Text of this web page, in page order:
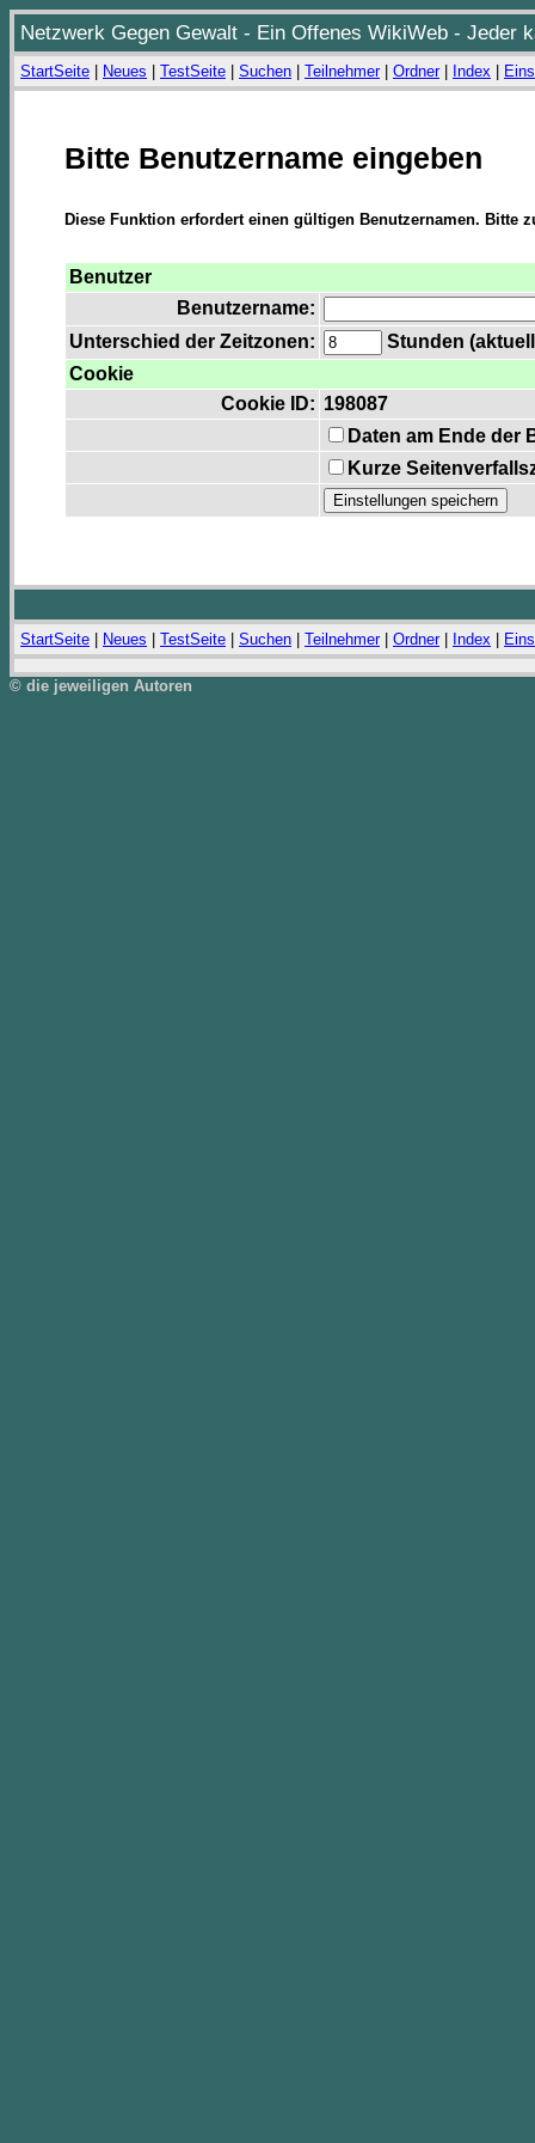
Netzwerk Gegen Gewalt - Ein Offenes WikiWeb - Jeder
StartSeite Neues TestSeite Suchen Teilnehmer| Ordner| Index
Bitte Benutzername eingeben
Diese Funktion erfordert einen gültigen Benutzernamen. Bitte
Benutzer
Benutzername:
Unterschied der Zeitzonen:
Stunden
Cookie
Cookie ID: 198087
Daten am Ende der
Kurze
StartSeite Neues TestSeite Suchen Teilnehmer| Ordner| Index
© die jeweiligen Autoren